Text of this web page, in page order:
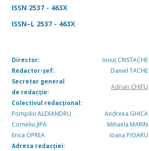
ISSN 2537 - 463X
ISSN–L 2537 - 463X
Director:
Ionuț CRISTACHE
Redactor-șef:
Daniel TACHE
Secretar general
de redacție:
Adrian CHIFU
Colectivul redacțional:
Pompiliu ALEXANDRU
Andreea GHICA
Corneliu JIPA
Mihaela MARIN
Erica OPREA
Ioana PIOARU
Adresa redacției: